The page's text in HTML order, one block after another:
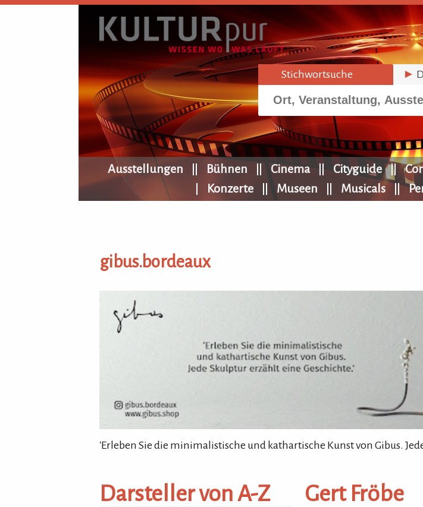
Stichwortsuche ►
KULTURpur Navigation
Ausstellungen Bühnen Cinema Cityguide
Konzerte
Museen Musicals
gibus.bordeaux
gibus.bordeaux
'Erleben Sie die minimalistische und kathartische Kunst von Gibus.
Darsteller von A-Z
Darsteller von A-Z Gert Fröbe